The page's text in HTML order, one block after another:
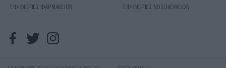
ΕΦΗΜΕΡΙΕΣ ΦΑΡΜΑΚΕΙΩΝ
ΕΦΗΜΕΡΙΕΣ ΝΟΣΟΚΟΜΕΙΩΝ